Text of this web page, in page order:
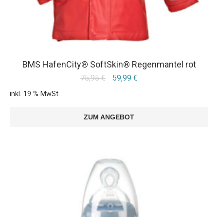
BMS HafenCity® SoftSkin® Regenmantel rot
75,95€ 59,99 €
inkl. 19 % MwSt.
ZUM ANGEBOT